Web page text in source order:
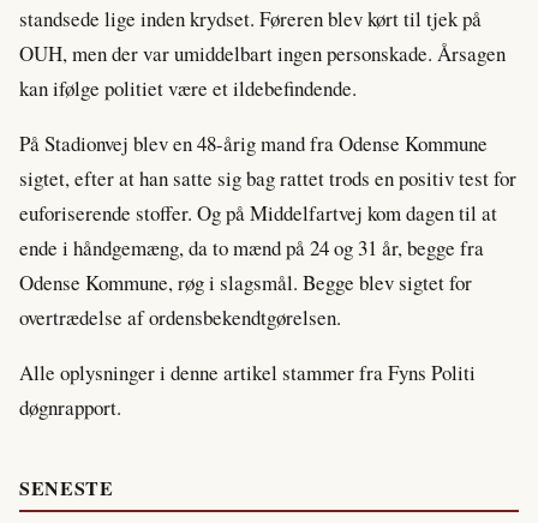
standsede lige inden krydset. Føreren blev kørt til tjek på
OUH, men der var umiddelbart ingen personskade. Årsagen
kan ifølge politiet være et ildebefindende.
På Stadionvej blev en 48-årig mand fra Odense Kommune
sigtet, efter at han satte sig bag rattet trods en positiv test for
euforiserende stoffer. Og på Middelfartvej kom dagen til at
ende i håndgemæng, da to mænd på 24 og 31 år, begge fra
Odense Kommune, røg i slagsmål. Begge blev sigtet for
overtrædelse af ordensbekendtgørelsen.
Alle oplysninger i denne artikel stammer fra Fyns Politi
døgnrapport.
SENESTE